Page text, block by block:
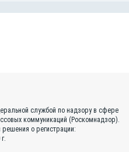
службой по надзору в сфере
коммуникаций (Роскомнадзор).
о регистрации: